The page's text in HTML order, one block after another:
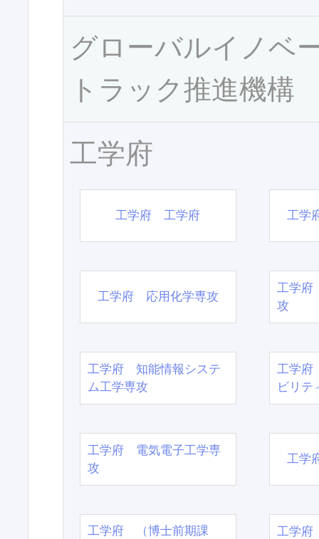
グローバルイノベ
トラック推進機構
工学府
工学府 工学府 工学
工学府 応用化学専攻
工学府
攻
工学府 知能情報システ
ム工学専攻
工学府
ビリテ
工学府 電気電子工学専
攻
工学
工学府 （博士前期課
工学